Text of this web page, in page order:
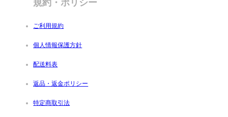
規約・ポリシー
ご利用規約
個人情報保護方針
配送料表
返品・返金ポリシー
特定商取引法